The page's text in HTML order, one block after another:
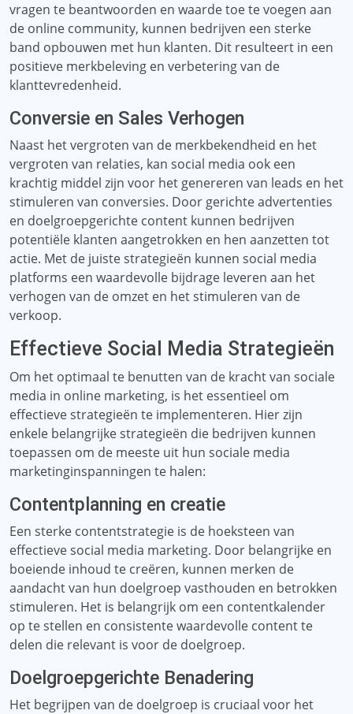
vragen te beantwoorden en waarde toe te voegen aan
de online community, kunnen bedrijven een sterke
band opbouwen met hun klanten. Dit resulteert in een
positieve merkbeleving en verbetering van de
klanttevredenheid.
Conversie en Sales Verhogen
Naast het vergroten van de merkbekendheid en het
vergroten van relaties, kan social media ook een
krachtig middel zijn voor het genereren van leads en het
stimuleren van conversies. Door gerichte advertenties
en doelgroepgerichte content kunnen bedrijven
potentiële klanten aangetrokken en hen aanzetten tot
actie. Met de juiste strategieën kunnen social media
platforms een waardevolle bijdrage leveren aan het
verhogen van de omzet en het stimuleren van de
verkoop.
Effectieve Social Media Strategieën
Om het optimaal te benutten van de kracht van sociale
media in online marketing, is het essentieel om
effectieve strategieën te implementeren. Hier zijn
enkele belangrijke strategieën die bedrijven kunnen
toepassen om de meeste uit hun sociale media
marketinginspanningen te halen:
Contentplanning en creatie
Een sterke contentstrategie is de hoeksteen van
effectieve social media marketing. Door belangrijke en
boeiende inhoud te creëren, kunnen merken de
aandacht van hun doelgroep vasthouden en betrokken
stimuleren. Het is belangrijk om een ​​contentkalender
op te stellen en consistente waardevolle content te
delen die relevant is voor de doelgroep.
Doelgroepgerichte Benadering
Het begrijpen van de doelgroep is cruciaal voor het